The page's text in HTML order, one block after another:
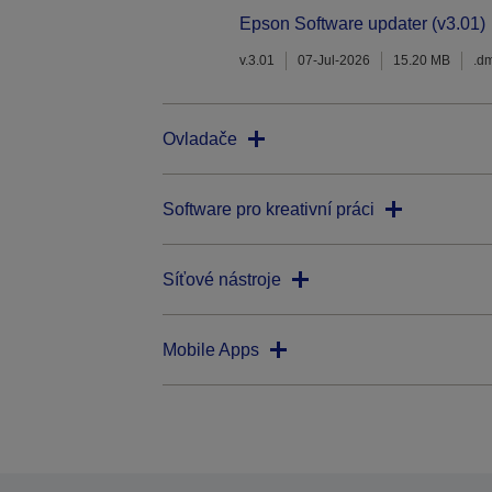
Epson Software updater (v3.01)
v.3.01 07-Jul-2026 15.20 MB
Ovladače
Software pro kreativní práci
Síťové nástroje
Mobile Apps